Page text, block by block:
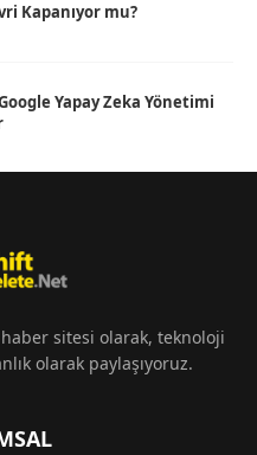
Kapanıyor mu?
Yapay Zeka Yönetimi
sitesi olarak, teknoloji
olarak paylaşıyoruz.